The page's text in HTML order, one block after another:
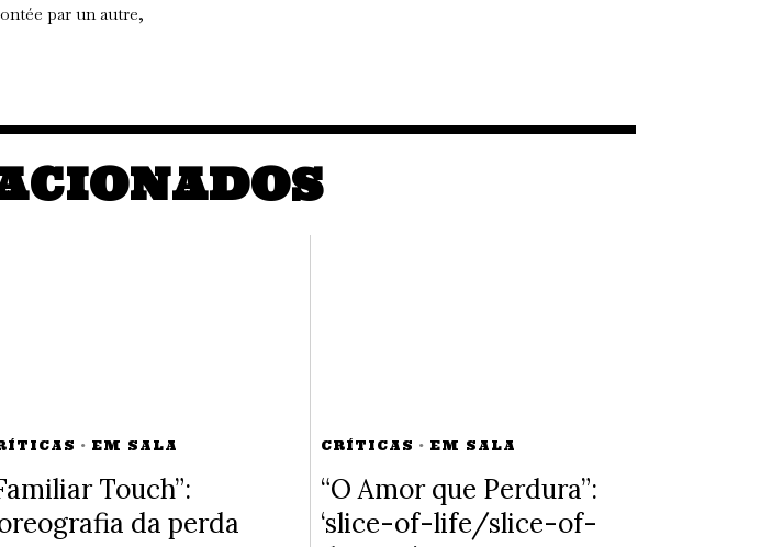
par un autre,
· EM SALA
Touch”:
da perda
CRÍTICAS · EM SALA
“O Amor que Perdura”:
‘slice-of-life/slice-of-